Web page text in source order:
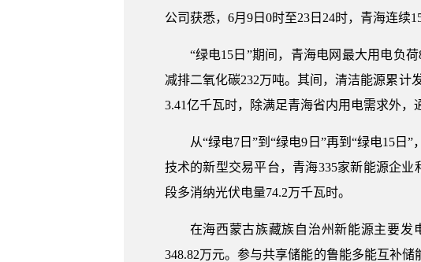
公司获悉，6月9日0时至23日24时，青海连续
“绿电15日”期间，青海电网最大用电负
减排二氧化碳232万吨。其间，清洁能源累计
3.41亿千瓦时，除满足青海省内用电需求外，
从“绿电7日”到“绿电9日”再到“绿电15
技术的新型交易平台，青海335家新能源企
段多消纳光伏电量74.2万千瓦时。
在海西蒙古族藏族自治州新能源主要发
348.82万元。参与共享储能的鲁能多能互补